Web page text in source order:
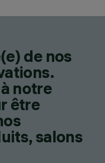
de nos
notre
être
salons